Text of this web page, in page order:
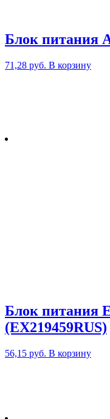
Блок питания
71,28 руб. В корзину
Блок питания
(EX219459RUS)
56,15 руб. В корзину